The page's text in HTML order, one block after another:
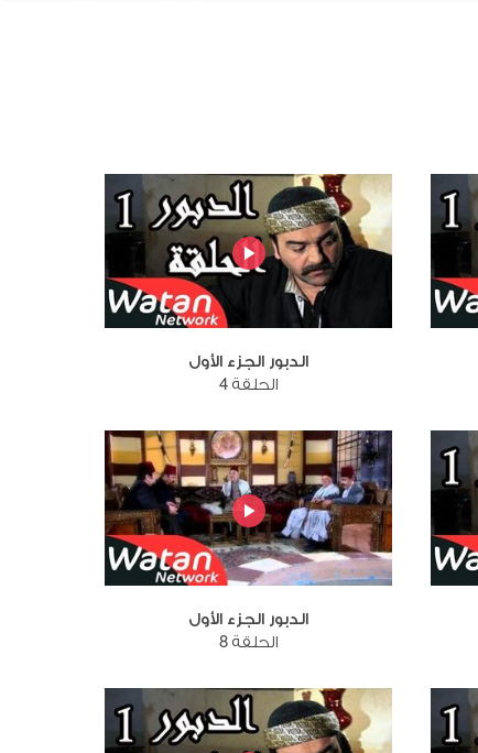
الدبور الجزء الأول
الحلقة 4
الدبور الجزء الأول
الحلقة 8